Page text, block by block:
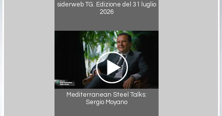
siderweb TG. Edizione del 31 luglio
2026
Mediterranean Steel Talks:
Sergio Moyano